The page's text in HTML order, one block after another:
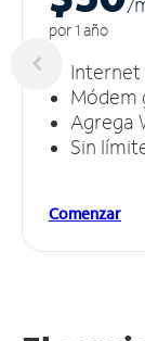
por 1 año
Módem
Agrega
Sin
Comenzar